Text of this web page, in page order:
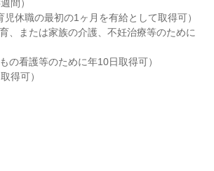
間）
休職の最初の1ヶ月を有給として取得可）
、または家族の介護、不妊治療等のために
の看護等のために年10日取得可）
得可）